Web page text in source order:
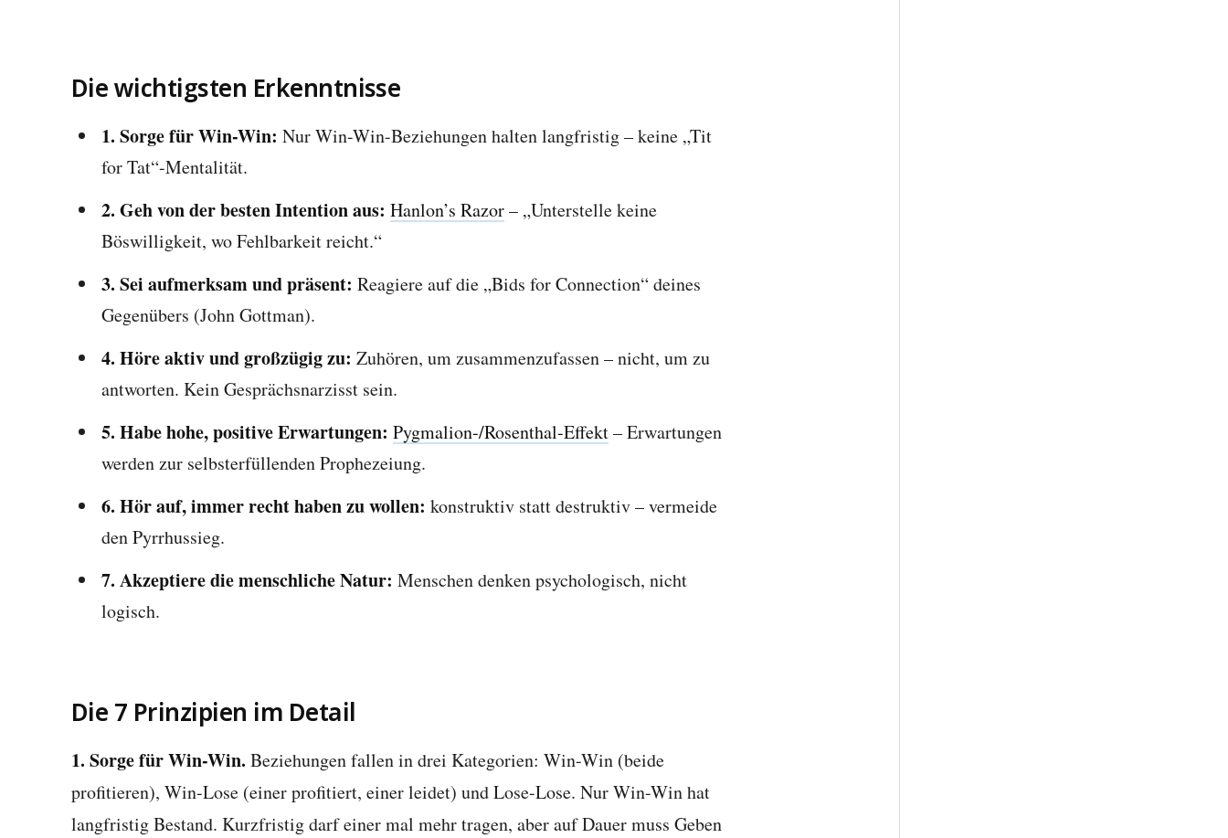
Die wichtigsten Erkenntnisse
1. Sorge für Win-Win: Nur Win-Win-Beziehungen halten langfristig – keine „Tit
for Tat“-Mentalität.
2. Geh von der besten Intention aus: Hanlon’s Razor– „Unterstelle keine
Böswilligkeit, wo Fehlbarkeit reicht.“
3. Sei aufmerksam und präsent: Reagiere auf die „Bids for Connection“ deines
Gegenübers (John Gottman).
4. Höre aktiv und großzügig zu: Zuhören, um zusammenzufassen – nicht, um zu
antworten. Kein Gesprächsnarzisst sein.
5. Habe hohe, positive Erwartungen: Pygmalion-/Rosenthal-Effekt– Erwartungen
werden zur selbsterfüllenden Prophezeiung.
6. Hör auf, immer recht haben zu wollen: konstruktiv statt destruktiv – vermeide
den Pyrrhussieg.
7. Akzeptiere die menschliche Natur: Menschen denken psychologisch, nicht
logisch.
Die 7 Prinzipien im Detail
1. Sorge für Win-Win. Beziehungen fallen in drei Kategorien: Win-Win (beide
profitieren), Win-Lose (einer profitiert, einer leidet) und Lose-Lose. Nur Win-Win hat
langfristig Bestand. Kurzfristig darf einer mal mehr tragen, aber auf Dauer muss Geben